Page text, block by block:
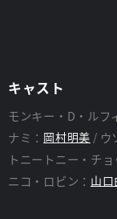
キャスト
モンキー・D・ルフ
ナミ： 岡村明美 ウ
トニートニー・チ
ニコ・ロビン： 山